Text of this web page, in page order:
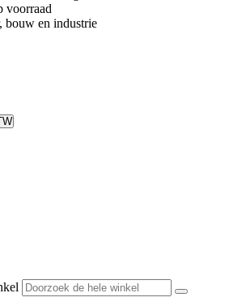
voorraad
bouw en industrie